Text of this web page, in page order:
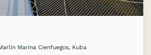
Marina Cienfuegos, Kuba